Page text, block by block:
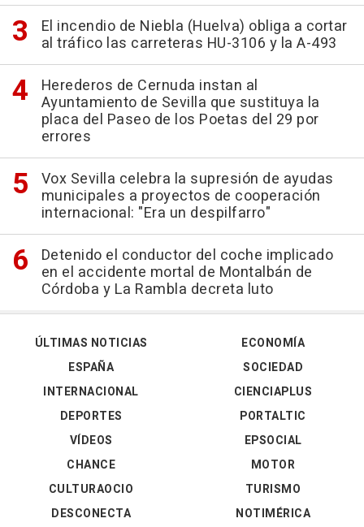
El incendio de Niebla (Huelva) obliga a cortar
al tráfico las carreteras HU-3106 y la A-493
Herederos de Cernuda instan al
Ayuntamiento de Sevilla que sustituya la
placa del Paseo de los Poetas del 29 por
errores
Vox Sevilla celebra la supresión de ayudas
municipales a proyectos de cooperación
internacional: "Era un despilfarro"
Detenido el conductor del coche implicado
en el accidente mortal de Montalbán de
Córdoba y La Rambla decreta luto
ÚLTIMAS NOTICIAS
ESPAÑA
INTERNACIONAL
DEPORTES
VÍDEOS
ECONOMÍA
SOCIEDAD
CIENCIAPLUS
PORTALTIC
EPSOCIAL
CHANCE
CULTURAOCIO
DESCONECTA
MOTOR
TURISMO
NOTIMÉRICA